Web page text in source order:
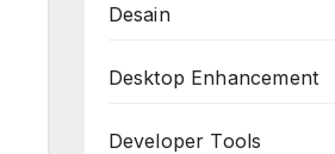
Desain
Desktop Enhancement
Developer Tools